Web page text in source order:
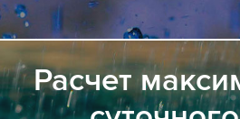
Расчет